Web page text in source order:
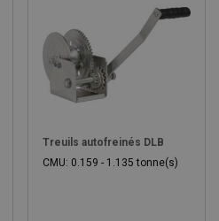
our sales department via our
Treuils autofreinés DLB
CMU: 0.159 - 1.135 tonne(s)